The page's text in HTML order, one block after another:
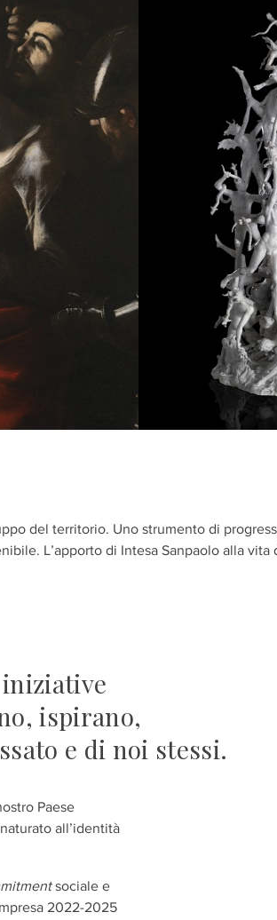
del territorio. Uno strumento di
L’apporto di Intesa Sanpaolo alla
ispirano,
e di noi stessi.
Paese
all’identità
sociale e
2022-2025